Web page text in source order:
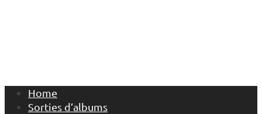
Home
Sorties d’albums